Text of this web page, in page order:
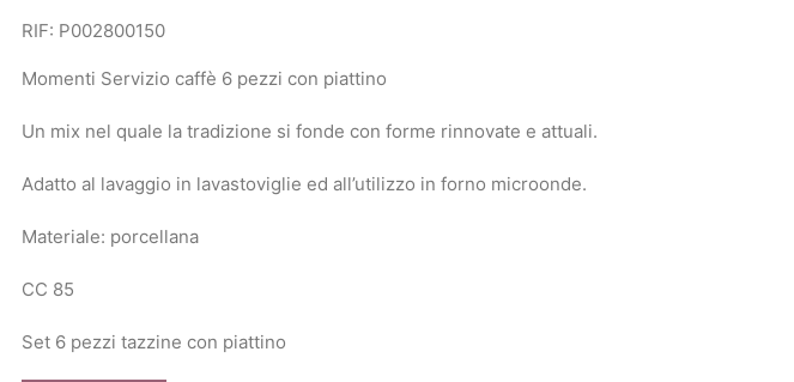
RIF: P002800150
Momenti Servizio caffè 6 pezzi con piattino
Un mix nel quale la tradizione si fonde con forme rinnovate e attuali.
Adatto al lavaggio in lavastoviglie ed all’utilizzo in forno microonde.
Materiale: porcellana
CC 85
Set 6 pezzi tazzine con piattino